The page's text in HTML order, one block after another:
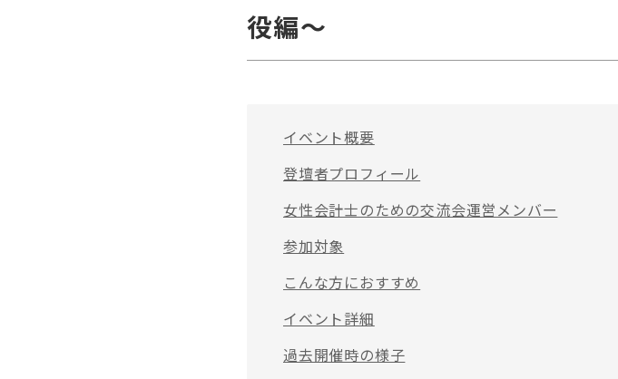
役編〜
イベント概要
登壇者プロフィール
女性会計士のための交流会運営メンバー
参加対象
こんな方におすすめ
イベント詳細
過去開催時の様子